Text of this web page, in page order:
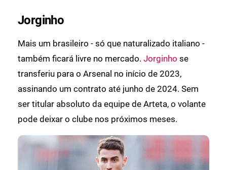
Jorginho
Mais um brasileiro - só que naturalizado italiano -
também ficará livre no mercado. Jorginho se
transferiu para o Arsenal no início de 2023,
assinando um contrato até junho de 2024. Sem
ser titular absoluto da equipe de Arteta, o volante
pode deixar o clube nos próximos meses.